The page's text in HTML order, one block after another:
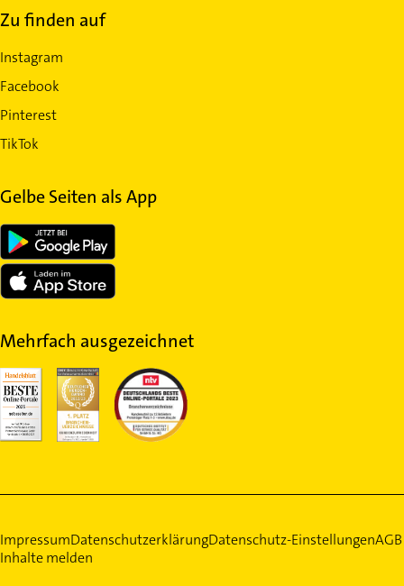
Zu finden auf
Instagram
Facebook
Pinterest
TikTok
Gelbe Seiten als App
Mehrfach ausgezeichnet
ImpressumDatenschutzerklärungDatenschutz-EinstellungenAGB
Inhalte melden